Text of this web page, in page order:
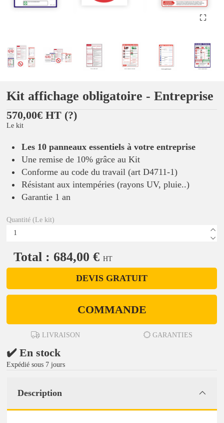
Kit affichage obligatoire - Entreprise
570,00€ HT (?)
Le kit
Les 10 panneaux essentiels à votre entreprise
Une remise de 10% grâce au Kit
Conforme au code du travail (art D4711-1)
Résistant aux intempéries (rayons UV, pluie..)
Garantie 1 an
Quantité (Le kit)
Total : 684,00 € HT
DEVIS GRATUIT
COMMANDE
LIVRAISON GARANTIES
✔️ En stock
Expédié sous 7 jours
Description